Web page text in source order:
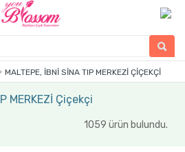
MALTEPE, İBNİ SİNA TIP MERKEZİ ÇIÇEKÇI
MERKEZİ Çiçekçi
1059 ürün bulundu.